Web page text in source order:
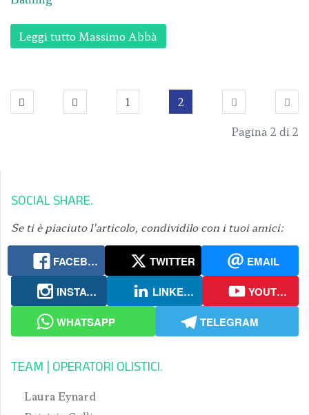
Leggi tutto Massimo Abbà
1 2
Pagina 2 di 2
SOCIAL SHARE
Se ti è piaciuto l’articolo, condividilo con i tuoi amici:
FACEBOOK TWITTER
EMAIL
INSTAGRAM
LINKEDIN
YOUTUBE
WHATSAPP
TELEGRAM
TEAM | OPERATORI OLISTICI
Laura Eynard